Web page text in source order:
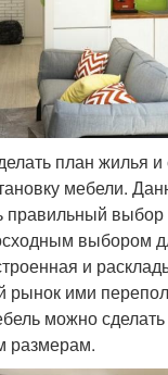
план жилья
мебели.
правильный
выбором
и
рынок ими
можно сделать
размерам.